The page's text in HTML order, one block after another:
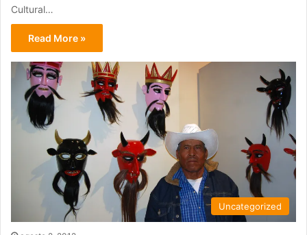
Cultural…
Read More »
Uncategorized